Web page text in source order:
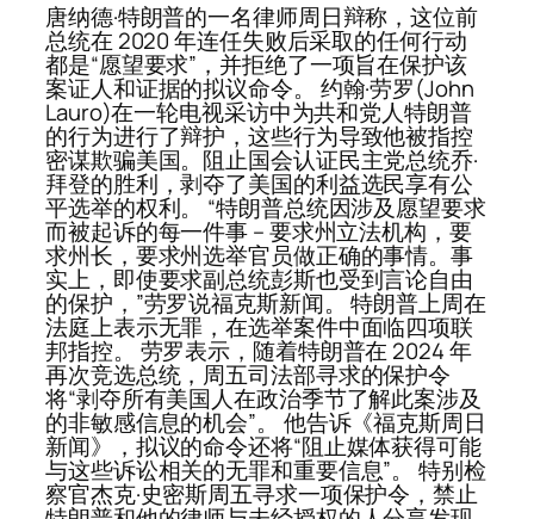
唐纳德·特朗普的一名律师周日辩称，这位前
总统在 2020 年连任失败后采取的任何行动
都是“愿望要求”，并拒绝了一项旨在保护该
案证人和证据的拟议命令。 约翰·劳罗(John
Lauro)在一轮电视采访中为共和党人特朗普
的行为进行了辩护，这些行为导致他被指控
密谋欺骗美国。阻止国会认证民主党总统乔·
拜登的胜利，剥夺了美国的利益选民享有公
平选举的权利。 “特朗普总统因涉及愿望要求
而被起诉的每一件事 – 要求州立法机构，要
求州长，要求州选举官员做正确的事情。事
实上，即使要求副总统彭斯也受到言论自由
的保护，”劳罗说福克斯新闻。 特朗普上周在
法庭上表示无罪，在选举案件中面临四项联
邦指控。 劳罗表示，随着特朗普在 2024 年
再次竞选总统，周五司法部寻求的保护令
将“剥夺所有美国人在政治季节了解此案涉及
的非敏感信息的机会”。 他告诉《福克斯周日
新闻》，拟议的命令还将“阻止媒体获得可能
与这些诉讼相关的无罪和重要信息”。 特别检
察官杰克·史密斯周五寻求一项保护令，禁止